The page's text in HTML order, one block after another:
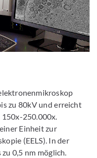
zu 80kV und erreicht
250.000x.
Einheit zur
(EELS). In der
0,5 nm möglich.